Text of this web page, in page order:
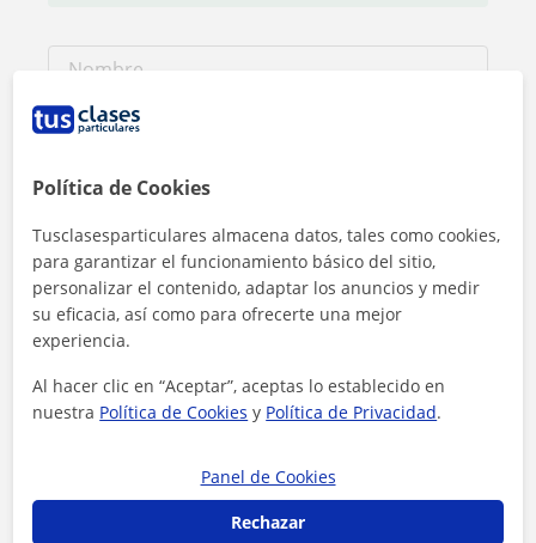
Al hacer clic, aceptas nuestro aviso legal
Contactar ahora
Política de Cookies
Tusclasesparticulares almacena datos, tales como cookies,
para garantizar el funcionamiento básico del sitio,
personalizar el contenido, adaptar los anuncios y medir
su eficacia, así como para ofrecerte una mejor
experiencia.
Al hacer clic en “Aceptar”, aceptas lo establecido en
nuestra Política de Cookies y Política de Privacidad.
Panel de Cookies
Rechazar